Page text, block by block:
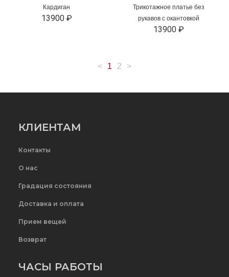
Кардиган
13900 ₽
Трикотажное платье без
рукавов с окантовкой
13900 ₽
< 1 2 >
КЛИЕНТАМ
Контакты
О нас
Градация состояния
Доставка и оплата
Прием вещей
Возврат
ЧАСЫ РАБОТЫ